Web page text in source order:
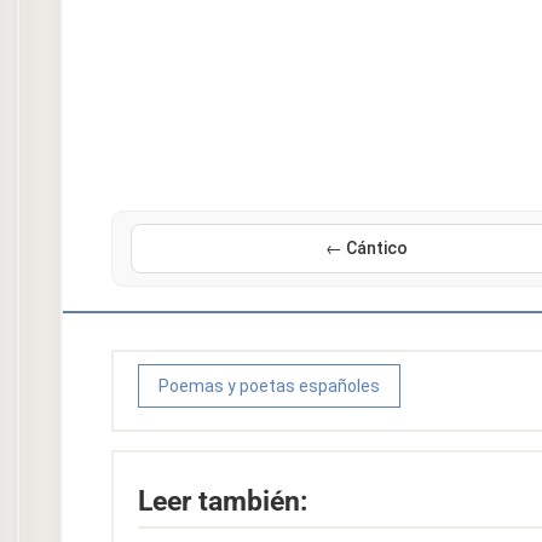
← Cántico
Poemas y poetas españoles
Leer también: